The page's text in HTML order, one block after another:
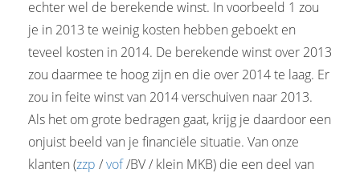
echter wel de berekende winst. In voorbeeld 1 zou
je in 2013 te weinig kosten hebben geboekt en
teveel kosten in 2014. De berekende winst over 2013
zou daarmee te hoog zijn en die over 2014 te laag. Er
zou in feite winst van 2014 verschuiven naar 2013.
Als het om grote bedragen gaat, krijg je daardoor een
onjuist beeld van je financiële situatie. Van onze
klanten (zzp /vof/BV / klein MKB) die een deel van